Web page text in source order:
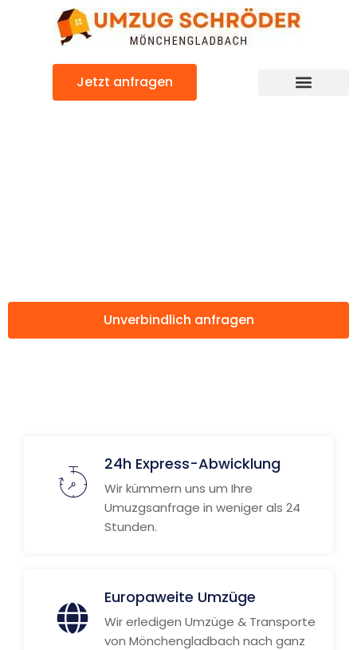
Jetzt anfragen
Unverbindlich anfragen
24h Express-Abwicklung
Wir kümmern uns um Ihre
Umuzgsanfrage in weniger als 24
Stunden.
Europaweite Umzüge
Wir erledigen Umzüge & Transporte
von Mönchengladbach nach ganz